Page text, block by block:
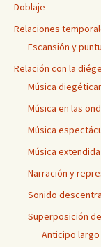
Doblaje
Relaciones
Escansión y
Relación con la
Música
Música en las
Música
Música
Narración y
Sonido
Superposición
Anticipo